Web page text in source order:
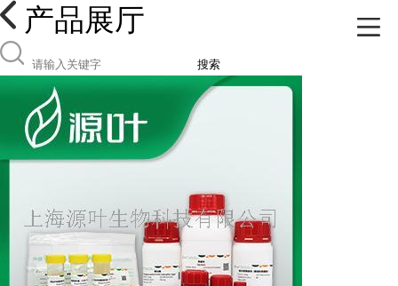
产品展厅
搜索